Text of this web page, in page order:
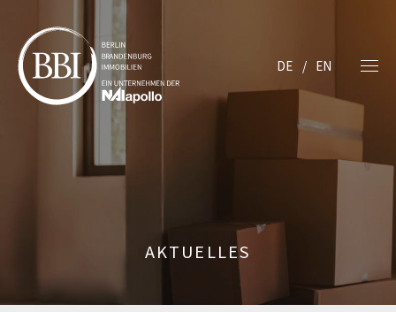
DE EN
AKTUELLES